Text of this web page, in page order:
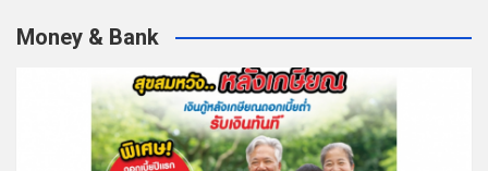
Money & Bank